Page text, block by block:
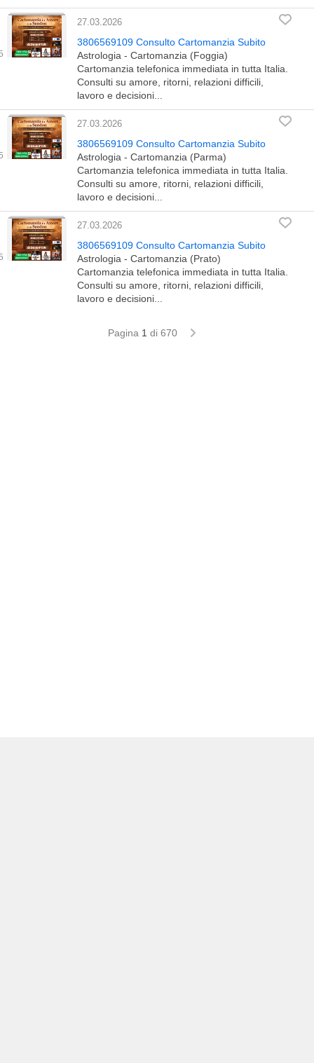
27.03.2026
3806569109 Consulto Cartomanzia Subito
Astrologia - Cartomanzia (Foggia)
Cartomanzia telefonica immediata in tutta Italia.
Consulti su amore, ritorni, relazioni difficili,
lavoro e decisioni...
27.03.2026
3806569109 Consulto Cartomanzia Subito
Astrologia - Cartomanzia (Parma)
Cartomanzia telefonica immediata in tutta Italia.
Consulti su amore, ritorni, relazioni difficili,
lavoro e decisioni...
27.03.2026
3806569109 Consulto Cartomanzia Subito
Astrologia - Cartomanzia (Prato)
Cartomanzia telefonica immediata in tutta Italia.
Consulti su amore, ritorni, relazioni difficili,
lavoro e decisioni...
Pagina 1 di 670